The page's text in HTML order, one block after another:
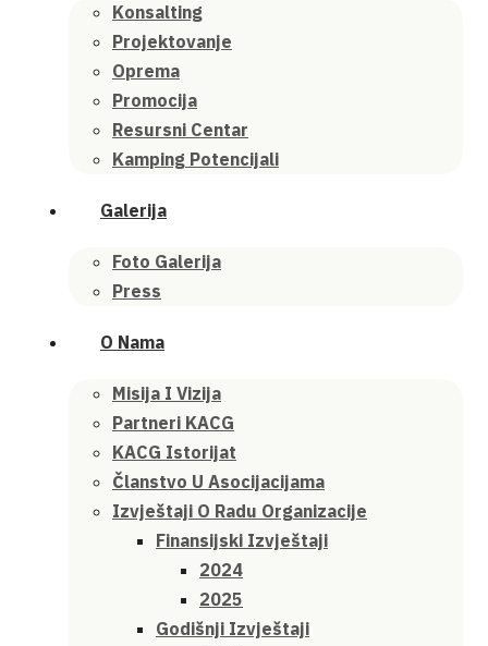
Konsalting
Projektovanje
Oprema
Promocija
Resursni Centar
Kamping Potencijali
Galerija
Foto Galerija
Press
O Nama
Misija I Vizija
Partneri KACG
KACG Istorijat
Članstvo U Asocijacijama
Izvještaji O Radu Organizacije
Finansijski Izvještaji
2024
2025
Godišnji Izvještaji